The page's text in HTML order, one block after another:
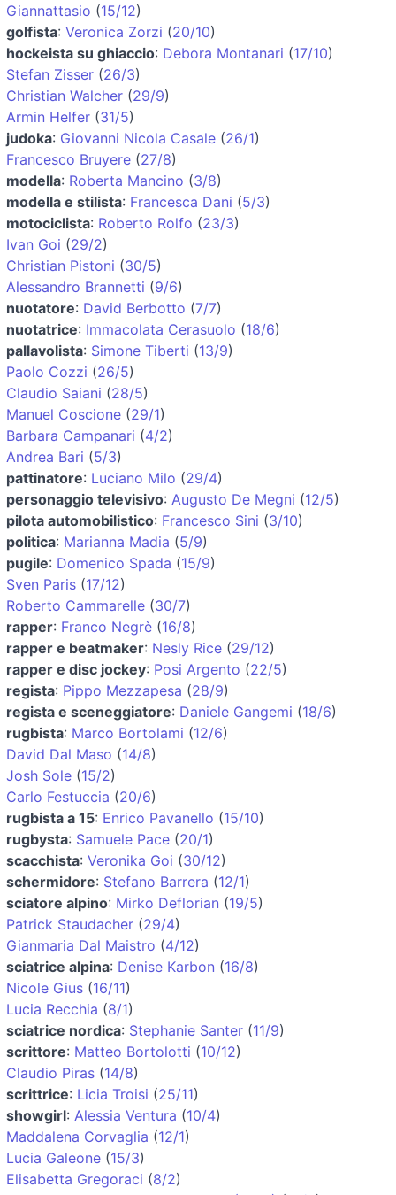
Giannattasio (15/12)
golfista: Veronica Zorzi (20/10)
hockeista su ghiaccio: Debora Montanari (17/10)
Stefan Zisser (26/3)
Christian Walcher (29/9)
Armin Helfer (31/5)
judoka: Giovanni Nicola Casale (26/1)
Francesco Bruyere (27/8)
modella: Roberta Mancino (3/8)
modella e stilista: Francesca Dani (5/3)
motociclista: Roberto Rolfo (23/3)
Ivan Goi (29/2)
Christian Pistoni (30/5)
Alessandro Brannetti (9/6)
nuotatore: David Berbotto (7/7)
nuotatrice: Immacolata Cerasuolo (18/6)
pallavolista: Simone Tiberti (13/9)
Paolo Cozzi (26/5)
Claudio Saiani (28/5)
Manuel Coscione (29/1)
Barbara Campanari (4/2)
Andrea Bari (5/3)
pattinatore: Luciano Milo (29/4)
personaggio televisivo: Augusto De Megni (12/5)
pilota automobilistico: Francesco Sini (3/10)
politica: Marianna Madia (5/9)
pugile: Domenico Spada (15/9)
Sven Paris (17/12)
Roberto Cammarelle (30/7)
rapper: Franco Negrè (16/8)
rapper e beatmaker: Nesly Rice (29/12)
rapper e disc jockey: Posi Argento (22/5)
regista: Pippo Mezzapesa (28/9)
regista e sceneggiatore: Daniele Gangemi (18/6)
rugbista: Marco Bortolami (12/6)
David Dal Maso (14/8)
Josh Sole (15/2)
Carlo Festuccia (20/6)
rugbista a 15: Enrico Pavanello (15/10)
rugbysta: Samuele Pace (20/1)
scacchista: Veronika Goi (30/12)
schermidore: Stefano Barrera (12/1)
sciatore alpino: Mirko Deflorian (19/5)
Patrick Staudacher (29/4)
Gianmaria Dal Maistro (4/12)
sciatrice alpina: Denise Karbon (16/8)
Nicole Gius (16/11)
Lucia Recchia (8/1)
sciatrice nordica: Stephanie Santer (11/9)
scrittore: Matteo Bortolotti (10/12)
Claudio Piras (14/8)
scrittrice: Licia Troisi (25/11)
showgirl: Alessia Ventura (10/4)
Maddalena Corvaglia (12/1)
Lucia Galeone (15/3)
Elisabetta Gregoraci (8/2)